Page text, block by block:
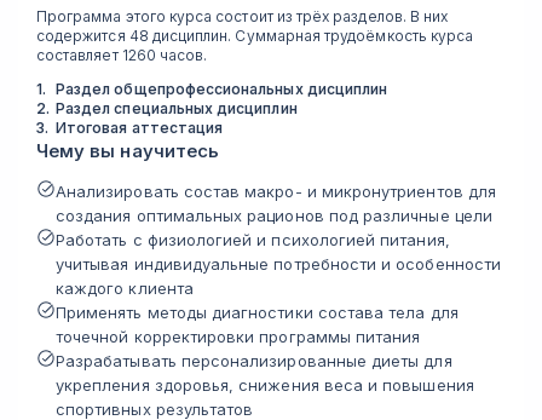
Программа этого курса состоит из трёх разделов. В них
содержится 48 дисциплин. Суммарная трудоёмкость курса
составляет 1260 часов.
1. Раздел общепрофессиональных дисциплин
2. Раздел специальных дисциплин
3. Итоговая аттестация
Чему вы научитесь
Анализировать состав макро- и микронутриентов для
создания оптимальных рационов под различные цели
Работать с физиологией и психологией питания,
учитывая индивидуальные потребности и особенности
каждого клиента
Применять методы диагностики состава тела для
точечной корректировки программы питания
Разрабатывать персонализированные диеты для
укрепления здоровья, снижения веса и повышения
спортивных результатов